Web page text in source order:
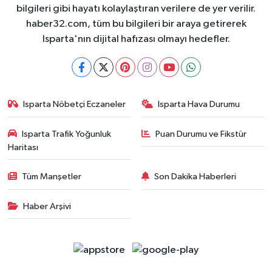
bilgileri gibi hayatı kolaylaştıran verilere de yer verilir.
haber32.com, tüm bu bilgileri bir araya getirerek
Isparta'nın dijital hafızası olmayı hedefler.
Isparta Nöbetçi Eczaneler Isparta Hava Durumu
Isparta Trafik Yoğunluk
Haritası
Puan Durumu ve Fikstür
Tüm Manşetler Son Dakika Haberleri
Haber Arşivi